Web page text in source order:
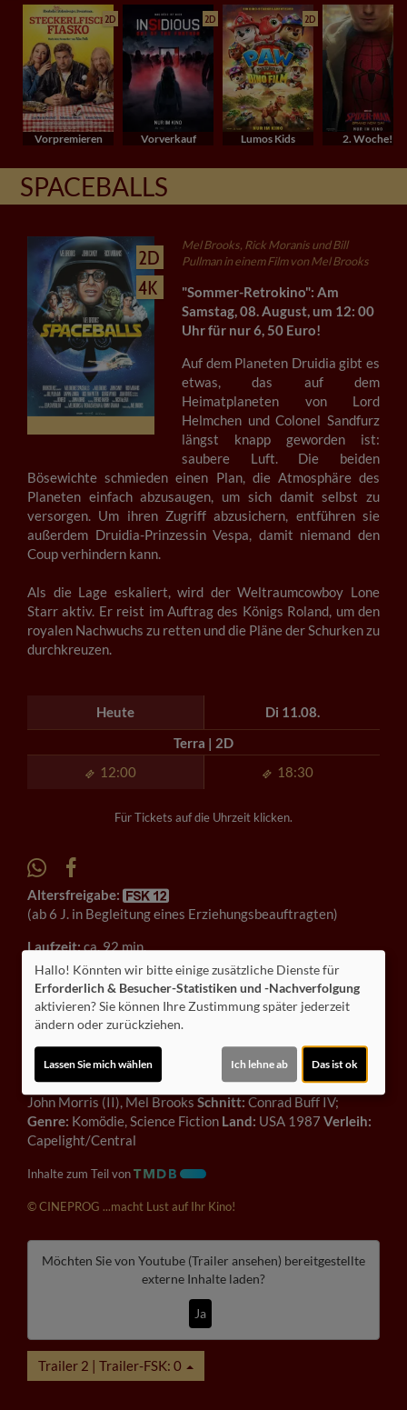
2D
Vorpremieren
2D
Vorverkauf
2D
Lumos Kids 2. Woche!
SPACEBALLS
2D
4K
Mel Brooks, Rick Moranis und Bill
Pullman in einem Film von Mel Brooks
"Sommer-Retrokino": Am
Samstag, 08. August, um 12: 00
Uhr für nur 6, 50 Euro!
Auf dem Planeten Druidia gibt es
etwas, das auf dem
Heimatplaneten von Lord
Helmchen und Colonel Sandfurz
längst knapp geworden ist:
saubere Luft. Die beiden
Bösewichte schmieden einen Plan, die Atmosphäre des
Planeten einfach abzusaugen, um sich damit selbst zu
versorgen. Um ihren Zugriff abzusichern, entführen sie
außerdem Druidia-Prinzessin Vespa, damit niemand den
Coup verhindern kann.
Als die Lage eskaliert, wird der Weltraumcowboy Lone
Starr aktiv. Er reist im Auftrag des Königs Roland, um den
royalen Nachwuchs zu retten und die Pläne der Schurken zu
durchkreuzen.
Heute Di 11.08.
12:00 18:30
Terra | 2D
Für Tickets auf die Uhrzeit klicken.
Altersfreigabe:
(ab 6 J. in Begleitung eines Erziehungsbeauftragten)
Laufzeit:ca. 92 min.
Originaltitel:Spaceballs
Darsteller:Mel Brooks, Rick Moranis, Bill Pullman, John
Candy, Daphne Zuniga
Regie:Mel BrooksDrehbuch:
Mel Brooks, Thomas
Meehan, Ronny Graham
Kamera:Nick McLean;Musik:
John Morris (II), Mel Brooks Schnitt: Conrad Buff IV;
Genre: Komödie, Science Fiction Land: USA 1987 Verleih:
Capelight/Central
Inhalte zum Teil von
© CINEPROG ...macht Lust auf Ihr Kino!
Möchten Sie von Youtube (Trailer ansehen) bereitgestellte
externe Inhalte laden?
Ja
Trailer 2 | Trailer-FSK: 0
Hallo! Könnten wir bitte einige zusätzliche Dienste für
Erforderlich & Besucher-Statistiken und -Nachverfolgung
aktivieren? Sie können Ihre Zustimmung später jederzeit
ändern oder zurückziehen.
Lassen Sie mich wählen Ich lehne ab Das ist ok